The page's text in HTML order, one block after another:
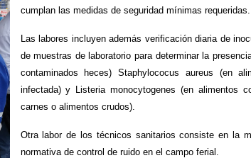
cumplan las medidas de seguridad mínimas requeridas.
Las labores incluyen además verificación diaria de
de muestras de laboratorio para determinar la
contaminados heces) Staphylococus aureus (en
infectada) y Listeria monocytogenes (en alimentos
carnes o alimentos crudos).
Otra labor de los técnicos sanitarios consiste en la
normativa de control de ruido en el campo ferial.